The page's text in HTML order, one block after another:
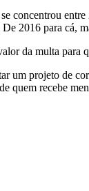
concentrou
2016 para cá,
da multa para
um projeto de
quem recebe